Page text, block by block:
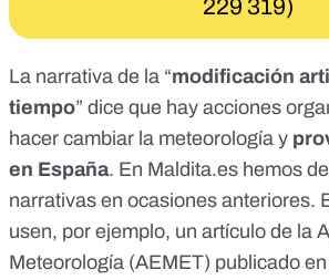
229 319)
La narrativa de la “modificación
tiempo” dice que hay acciones
hacer cambiar la meteorología y
en España. En Maldita.es hemos
narrativas en ocasiones anteriores.
usen, por ejemplo, un artículo de la
Meteorología (AEMET) publicado